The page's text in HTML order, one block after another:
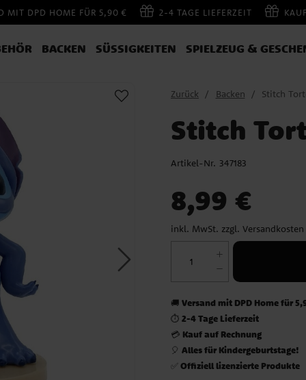
MIT DPD HOME FÜR 5,90 € 2-4 TAGE LIEFERZEIT
BACKEN SÜSSIGKEITEN SPIELZEUG &
Zurück Backen Stitch
Stitch
Artikel-Nr. 347183
8,99 €
inkl. MwSt. zzgl. Versandkosten
🚚Versand mit DPD Home für
⏱️2-4 Tage Lieferzeit
💳 Kauf auf Rechnung
🎈Alles für Kindergeburtstage!
✅Offiziell lizenzierte Produkte